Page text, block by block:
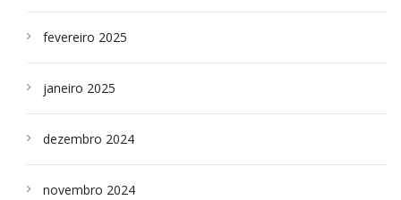
fevereiro 2025
janeiro 2025
dezembro 2024
novembro 2024